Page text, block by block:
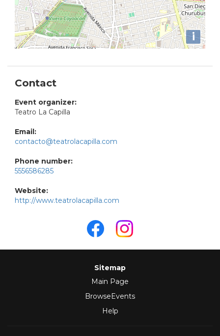
i
Contact
Event organizer:
Teatro La Capilla
Email:
contacto@teatrolacapilla.com
Phone number:
5556586285
Website:
http://www.teatrolacapilla.com
Sitemap
Main Page
BrowseEvents
Help